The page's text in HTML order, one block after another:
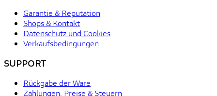
Garantie & Reputation
Shops & Kontakt
Datenschutz und Cookies
Verkaufsbedingungen
SUPPORT
Rückgabe der Ware
Zahlungen, Preise & Steuern